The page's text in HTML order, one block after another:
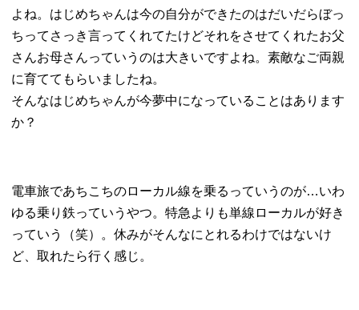
よね。はじめちゃんは今の自分ができたのはだいだらぼっ
ちってさっき言ってくれてたけどそれをさせてくれたお父
さんお母さんっていうのは大きいですよね。素敵なご両親
に育ててもらいましたね。
そんなはじめちゃんが今夢中になっていることはあります
か？
電車旅であちこちのローカル線を乗るっていうのが…いわ
ゆる乗り鉄っていうやつ。特急よりも単線ローカルが好き
っていう（笑）。休みがそんなにとれるわけではないけ
ど、取れたら行く感じ。